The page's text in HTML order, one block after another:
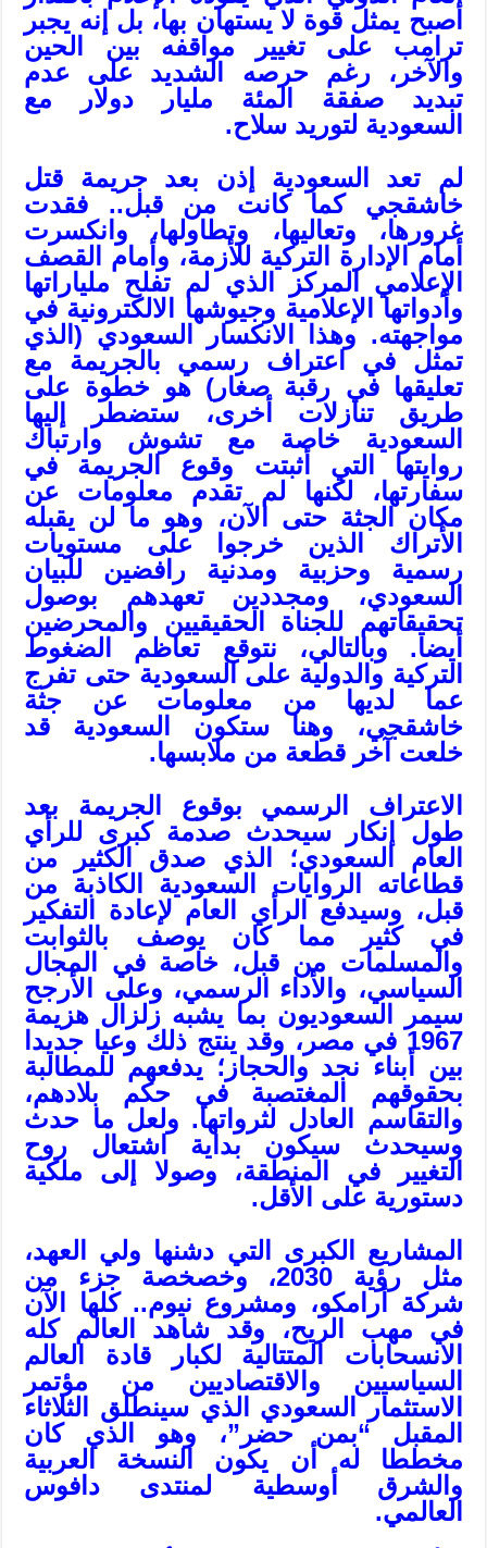
أصبح يمثل قوة لا يستهان بها، بل إنه يجبر
ترامب على تغيير مواقفه بين الحين
والآخر، رغم حرصه الشديد على عدم
تبديد صفقة المئة مليار دولار مع
السعودية لتوريد سلاح.
لم تعد السعودية إذن بعد جريمة قتل
خاشقجي كما كانت من قبل.. فقدت
غرورها، وتعاليها، وتطاولها، وانكسرت
أمام الإدارة التركية للأزمة، وأمام القصف
الإعلامي المركز الذي لم تفلح ملياراتها
وأدواتها الإعلامية وجيوشها الالكترونية في
مواجهته. وهذا الانكسار السعودي (الذي
تمثل في اعتراف رسمي بالجريمة مع
تعليقها في رقبة صغار) هو خطوة على
طريق تنازلات أخرى، ستضطر إليها
السعودية خاصة مع تشوش وارتباك
روايتها التي أثبتت وقوع الجريمة في
سفارتها، لكنها لم تقدم معلومات عن
مكان الجثة حتى الآن، وهو ما لن يقبله
الأتراك الذين خرجوا على مستويات
رسمية وحزبية ومدنية رافضين للبيان
السعودي، ومجددين تعهدهم بوصول
تحقيقاتهم للجناة الحقيقيين والمحرضين
أيضا. وبالتالي، نتوقع تعاظم الضغوط
التركية والدولية على السعودية حتى تفرج
عما لديها من معلومات عن جثة
خاشقجي، وهنا ستكون السعودية قد
خلعت آخر قطعة من ملابسها.
الاعتراف الرسمي بوقوع الجريمة بعد
طول إنكار سيحدث صدمة كبرى للرأي
العام السعودي؛ الذي صدق الكثير من
قطاعاته الروايات السعودية الكاذبة من
قبل، وسيدفع الرأي العام لإعادة التفكير
في كثير مما كان يوصف بالثوابت
والمسلمات من قبل، خاصة في المجال
السياسي، والأداء الرسمي، وعلى الأرجح
سيمر السعوديون بما يشبه زلزال هزيمة
1967 في مصر، وقد ينتج ذلك وعيا جديدا
بين أبناء نجد والحجاز؛ يدفعهم للمطالبة
بحقوقهم المغتصبة في حكم بلادهم،
والتقاسم العادل لثرواتها. ولعل ما حدث
وسيحدث سيكون بداية اشتعال روح
التغيير في المنطقة، وصولا إلى ملكية
دستورية على الأقل.
المشاريع الكبرى التي دشنها ولي العهد،
مثل رؤية 2030، وخصخصة جزء من
شركة أرامكو، ومشروع نيوم.. كلها الآن
في مهب الريح، وقد شاهد العالم كله
الانسحابات المتتالية لكبار قادة العالم
السياسيين والاقتصاديين من مؤتمر
الاستثمار السعودي الذي سينطلق الثلاثاء
المقبل “بمن حضر”، وهو الذي كان
مخططا له أن يكون النسخة العربية
والشرق أوسطية لمنتدى دافوس
العالمي.